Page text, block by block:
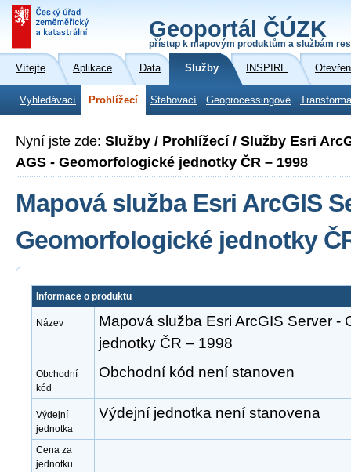
Geoportál ČÚZK
přístup k mapovým produktům a službám
Vítejte Aplikace Data Služby INSPIRE
Vyhledávací Prohlížecí Stahovací Geoprocessingové
Nyní jste zde: Služby / Prohlížecí / Služby Esri
AGS - Geomorfologické jednotky ČR – 1998
Mapová služba Esri ArcGIS
Geomorfologické jednotky
Informace o produktu
Název
Mapová služba Esri ArcGIS Server -
jednotky ČR – 1998
Obchodní
kód
Obchodní kód není stanoven
Výdejní
jednotka
Výdejní jednotka není stanovena
Cena za
jednotku